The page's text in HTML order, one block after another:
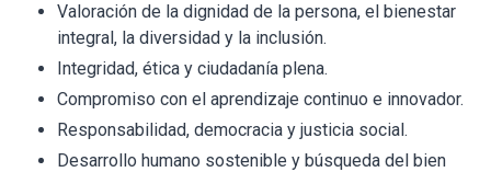
Valoración de la dignidad de la persona, el bienestar
integral, la diversidad y la inclusión.
Integridad, ética y ciudadanía plena.
Compromiso con el aprendizaje continuo e innovador.
Responsabilidad, democracia y justicia social.
Desarrollo humano sostenible y búsqueda del bien